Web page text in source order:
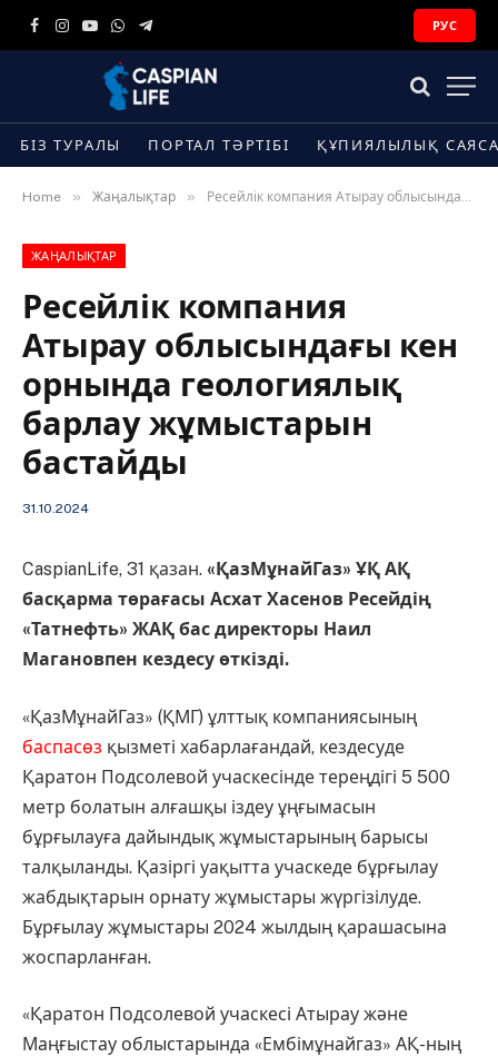
Facebook
Instagram
YouTube
WhatsApp
Telegram
РУС
БІЗ ТУРАЛЫ ПОРТАЛ ТӘРТІБІ ҚҰПИЯЛЫЛЫҚ
Home » Жаңалықтар » Ресейлік компания Атырау облысындағы кен орнында геологиялық барлау жұмыстарын бастайды
ЖАҢАЛЫҚТАР
Ресейлік компания
Атырау облысындағы кен
орнында геологиялық
барлау жұмыстарын
бастайды
31.10.2024
CaspianLife, 31 қазан. «ҚазМұнайГаз» ҰҚ АҚ
басқарма төрағасы Асхат Хасенов Ресейдің
«Татнефть» ЖАҚ бас директоры Наил
Магановпен кездесу өткізді.
«ҚазМұнайГаз» (ҚМГ) ұлттық компаниясының
баспасөз қызметі хабарлағандай, кездесуде
Қаратон Подсолевой учаскесінде тереңдігі 5 500
метр болатын алғашқы іздеу ұңғымасын
бұрғылауға дайындық жұмыстарының барысы
талқыланды. Қазіргі уақытта учаскеде бұрғылау
жабдықтарын орнату жұмыстары жүргізілуде.
Бұрғылау жұмыстары 2024 жылдың қарашасына
жоспарланған.
«Қаратон Подсолевой учаскесі Атырау және
Маңғыстау облыстарында «Ембімұнайгаз» АҚ-ның